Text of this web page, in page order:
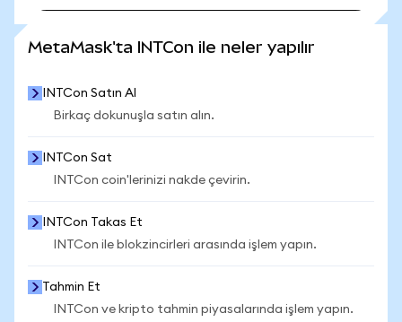
MetaMask'ta INTCon ile neler yapılır
INTCon Satın Al
Birkaç dokunuşla satın alın.
INTCon Sat
INTCon coin'lerinizi nakde çevirin.
INTCon Takas Et
INTCon ile blokzincirleri arasında işlem yapın.
Tahmin Et
INTCon ve kripto tahmin piyasalarında işlem yapın.